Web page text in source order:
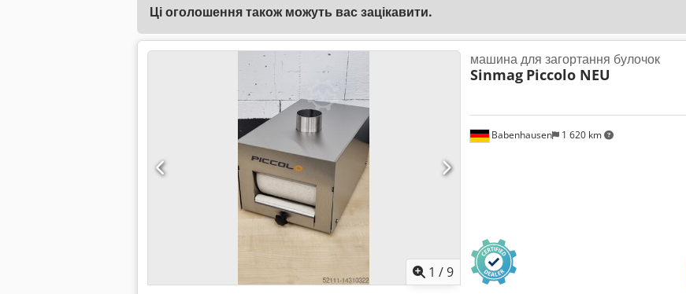
Ці оголошення також можуть вас зацікавити.
1 /9
Babenhausen 1 620 km
машина для загортання булочок
Sinmag Piccolo NEU